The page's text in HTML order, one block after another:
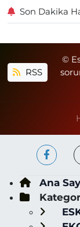
Son Dakika
RSS
©
Ana